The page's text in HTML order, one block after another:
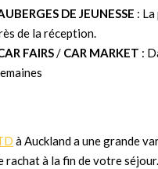
DE JEUNESSE :
de la réception.
FAIRS/ CAR MARKET :
à Auckland a une grande
rachat à la fin de votre séjour.